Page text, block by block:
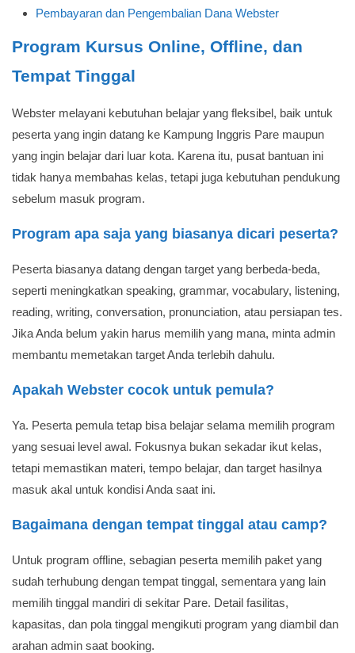
Pembayaran dan Pengembalian Dana Webster
Program Kursus Online, Offline, dan
Tempat Tinggal
Webster melayani kebutuhan belajar yang fleksibel, baik untuk
peserta yang ingin datang ke Kampung Inggris Pare maupun
yang ingin belajar dari luar kota. Karena itu, pusat bantuan ini
tidak hanya membahas kelas, tetapi juga kebutuhan pendukung
sebelum masuk program.
Program apa saja yang biasanya dicari peserta?
Peserta biasanya datang dengan target yang berbeda-beda,
seperti meningkatkan speaking, grammar, vocabulary, listening,
reading, writing, conversation, pronunciation, atau persiapan tes.
Jika Anda belum yakin harus memilih yang mana, minta admin
membantu memetakan target Anda terlebih dahulu.
Apakah Webster cocok untuk pemula?
Ya. Peserta pemula tetap bisa belajar selama memilih program
yang sesuai level awal. Fokusnya bukan sekadar ikut kelas,
tetapi memastikan materi, tempo belajar, dan target hasilnya
masuk akal untuk kondisi Anda saat ini.
Bagaimana dengan tempat tinggal atau camp?
Untuk program offline, sebagian peserta memilih paket yang
sudah terhubung dengan tempat tinggal, sementara yang lain
memilih tinggal mandiri di sekitar Pare. Detail fasilitas,
kapasitas, dan pola tinggal mengikuti program yang diambil dan
arahan admin saat booking.